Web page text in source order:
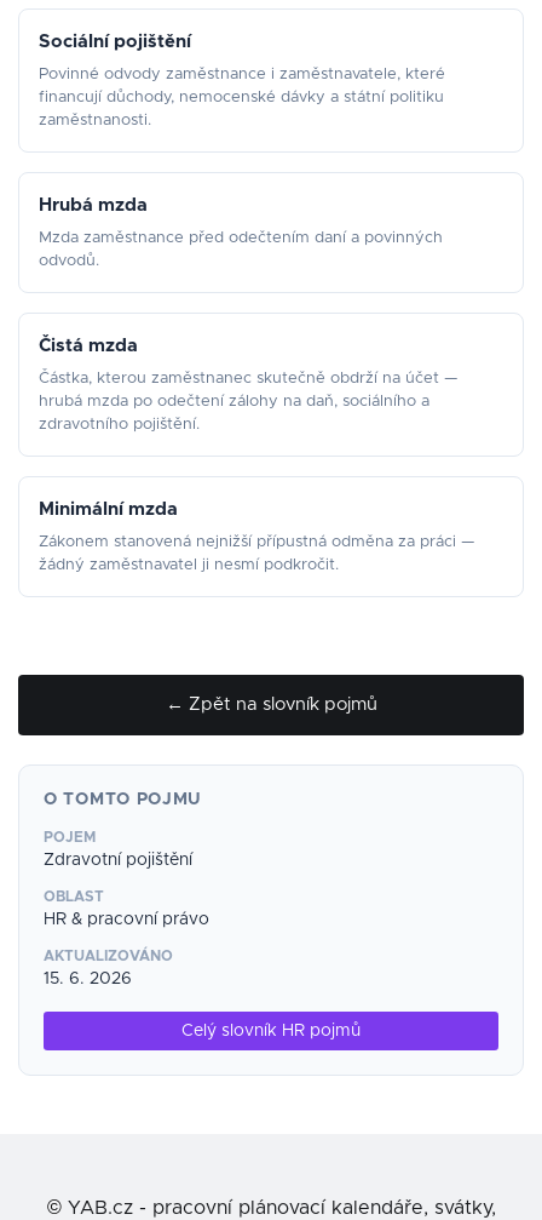
Sociální pojištění
Povinné odvody zaměstnance i zaměstnavatele, které
financují důchody, nemocenské dávky a státní politiku
zaměstnanosti.
Hrubá mzda
Mzda zaměstnance před odečtením daní a povinných
odvodů.
Čistá mzda
Částka, kterou zaměstnanec skutečně obdrží na účet —
hrubá mzda po odečtení zálohy na daň, sociálního a
zdravotního pojištění.
Minimální mzda
Zákonem stanovená nejnižší přípustná odměna za práci —
žádný zaměstnavatel ji nesmí podkročit.
← Zpět na slovník pojmů
O TOMTO POJMU
POJEM
Zdravotní pojištění
OBLAST
HR & pracovní právo
AKTUALIZOVÁNO
15. 6. 2026
Celý slovník HR pojmů
© YAB.cz - pracovní plánovací kalendáře, svátky,